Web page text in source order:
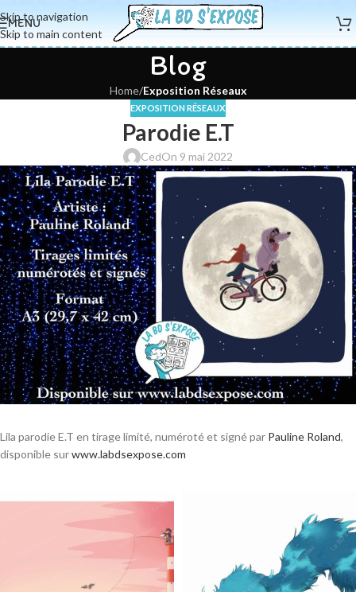
Skip to navigation
Skip to main content
MENU
Blog
Home/Exposition Réseaux
EXPOSITION RÉSEAUX
Parodie E.T
CedOn 9 mai 2022
Lila parodie E.T en tirage limité, numéroté et signé par Pauline Roland,
disponible surwww.labdsexpose.com